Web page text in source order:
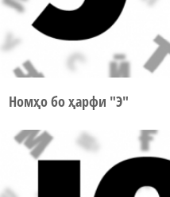
Номҳо бо ҳарфи "Э"